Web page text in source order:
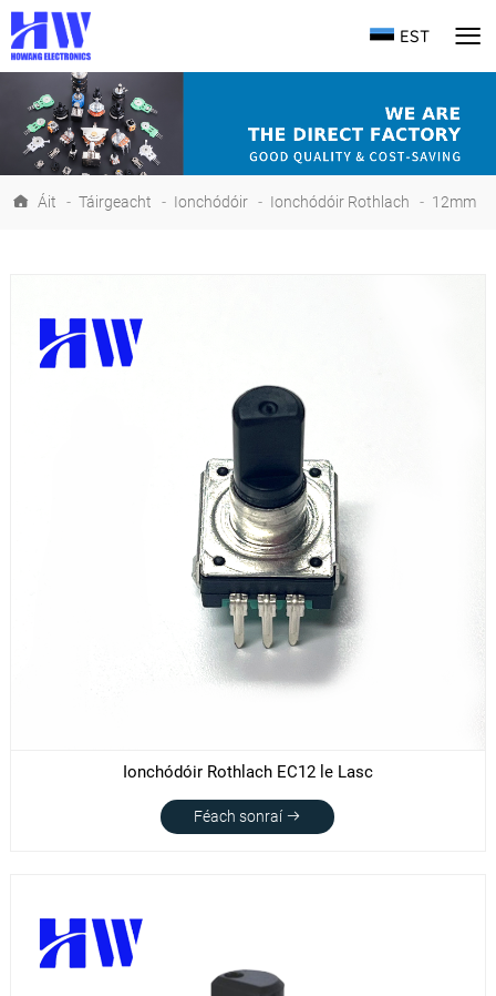
EST
Áit - Táirgeacht - Ionchódóir - Ionchódóir Rothlach - 12mm
Ionchódóir Rothlach EC12 le Lasc
Féach sonraí